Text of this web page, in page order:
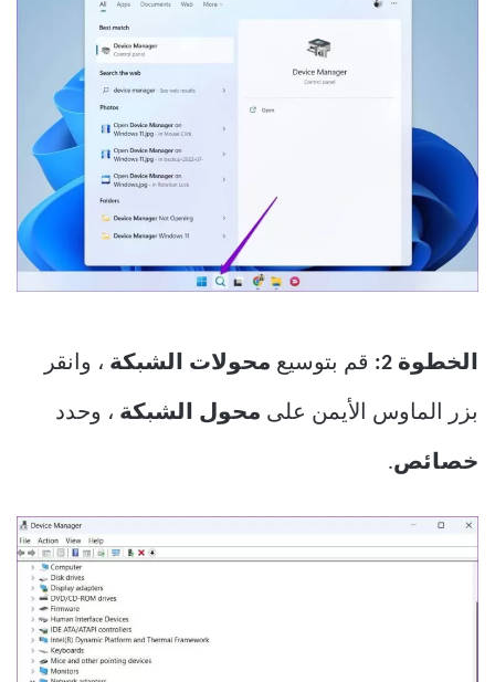
الخطوة 2: قم بتوسيع محولات الشبكة ، وانقر
بزر الماوس الأيمن على محول الشبكة ، وحدد
خصائص.